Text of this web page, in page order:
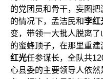
的党团员和骨干，妄图
的情况下，孟洁民和李红
变，带领一大批人脱离
的蜜蜂顶子，在那里重建
红光任参谋长，全队共
心县委的主要领导人依